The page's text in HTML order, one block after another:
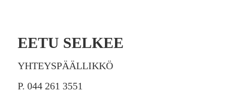
EETU SELKEE
YHTEYSPÄÄLLIKKÖ
P. 044 261 3551